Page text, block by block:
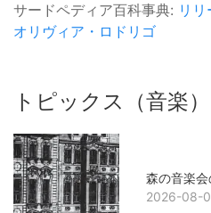
サードペディア百科事典: リ
オリヴィア・ロドリゴ
トピックス（音楽）
森の音楽会
2026-08-